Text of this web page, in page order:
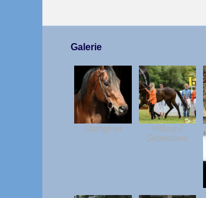
Galerie
Starfighter
Vítězství
Sebastiano